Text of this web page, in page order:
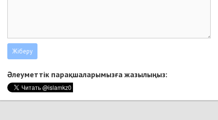
Әлеуметтік парақшаларымызға жазылыңыз: